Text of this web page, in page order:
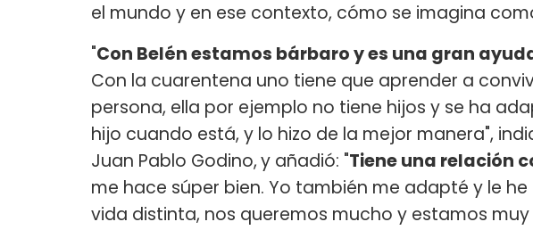
el mundo y en ese contexto, cómo se imagina
"Con Belén estamos bárbaro y es una gran
Con la cuarentena uno tiene que aprender a
persona, ella por ejemplo no tiene hijos y se ha
hijo cuando está, y lo hizo de la mejor manera",
Juan Pablo Godino,y añadió: "Tiene una relación
me hace súper bien. Yo también me adapté y le
vida distinta, nos queremos mucho y estamos muy